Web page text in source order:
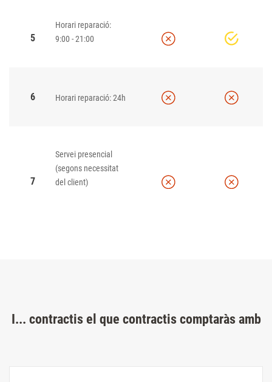
5
Horari reparació:
9:00 - 21:00
6 Horari reparació: 24h
7
Servei presencial
(segons necessitat
del client)
I... contractis el que contractis comptaràs amb